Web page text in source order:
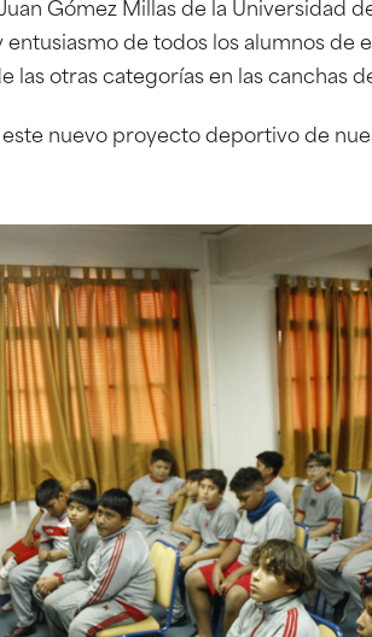
Gómez Millas de la Universidad
de todos los alumnos de
las otras categorías en las canchas
nuevo proyecto deportivo de